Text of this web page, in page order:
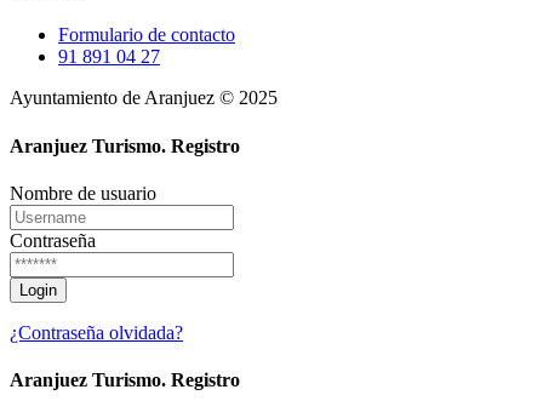
Formulario de contacto
91 891 04 27
Ayuntamiento de Aranjuez © 2025
Aranjuez Turismo. Registro
Nombre de usuario
Contraseña
¿Contraseña olvidada?
Aranjuez Turismo. Registro